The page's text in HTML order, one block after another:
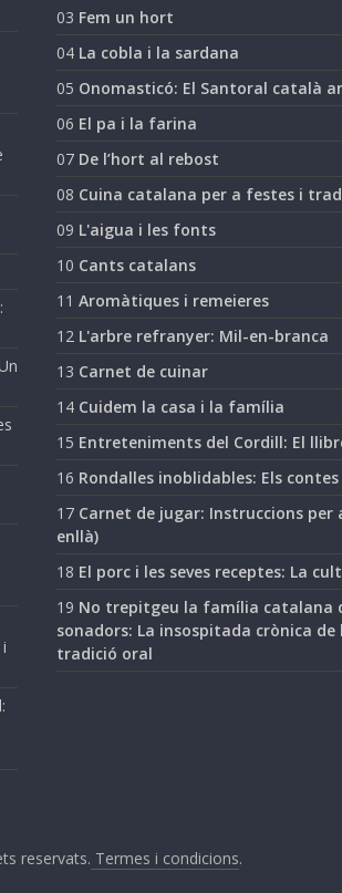
03 Fem un hort
04 La cobla i la sardana
05 Onomasticó: El Santoral català
06 El pa i la farina
07 De l’hort al rebost
08 Cuina catalana per a festes i
09 L'aigua i les fonts
10 Cants catalans
11 Aromàtiques i remeieres
12 L'arbre refranyer: Mil-en-branca
13 Carnet de cuinar
14 Cuidem la casa i la família
15 Entreteniments del Cordill: El
16 Rondalles inoblidables: Els
17 Carnet de jugar: Instruccions
enllà)
18 El porc i les seves receptes: La
19 No trepitgeu la família catalana
sonadors: La insospitada crònica
tradició oral
reservats. Termes i condicions.